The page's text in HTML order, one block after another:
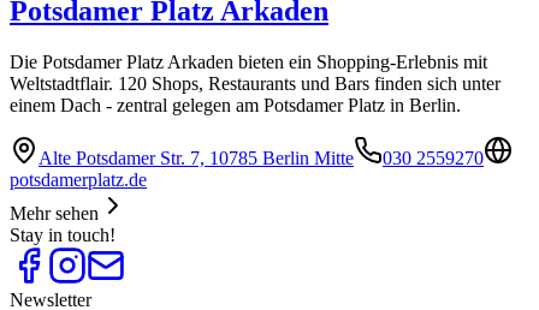
Potsdamer Platz Arkaden
Die Potsdamer Platz Arkaden bieten ein Shopping-Erlebnis mit
Weltstadtflair. 120 Shops, Restaurants und Bars finden sich unter
einem Dach - zentral gelegen am Potsdamer Platz in Berlin.
Alte Potsdamer Str. 7, 10785 Berlin Mitte
030 2559270
potsdamerplatz.de
Mehr sehen
Stay in touch!
Newsletter